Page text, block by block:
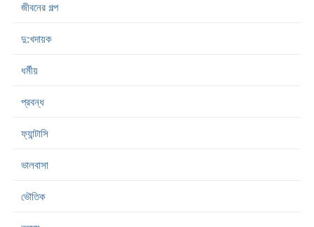
জীবনের গল্প
দু:খদায়ক
ধর্মীয়
প্রবন্ধ
ফ্যান্টাসি
ভালবাসা
ভৌতিক